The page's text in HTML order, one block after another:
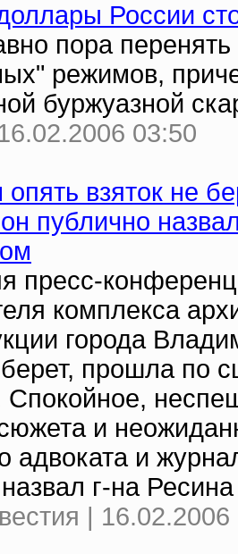
России
пора
режимов,
буржуазной
03:50
взяток не
публично
пресс-
комплекса
города
берет, прошла по
Спокойное,
и
адвоката и
г-на
| 16.02.2006